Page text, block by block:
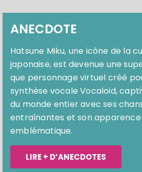
ANECDOTE
Hatsune Miku, une icône de la
japonaise, est devenue une
que personnage virtuel créé
synthèse vocale Vocaloid,
du monde entier avec ses
entraînantes et son apparence
emblématique.
LIRE + D’ANECDOTES